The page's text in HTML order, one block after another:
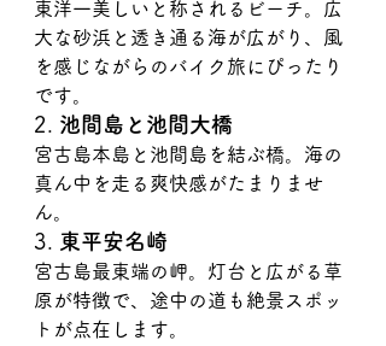
東洋一美しいと称されるビーチ。広
大な砂浜と透き通る海が広がり、風
を感じながらのバイク旅にぴったり
です。
2. 池間島と池間大橋
宮古島本島と池間島を結ぶ橋。海の
真ん中を走る爽快感がたまりませ
ん。
3. 東平安名崎
宮古島最東端の岬。灯台と広がる草
原が特徴で、途中の道も絶景スポッ
トが点在します。